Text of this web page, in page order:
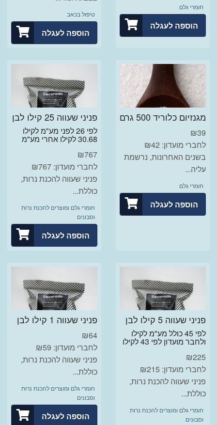
חומרי גלם
הוספה לעגלה
טיפול בכאב
הוספה לעגלה
מגנזיום כלוריד 500 גרם
₪39
לחברי מועדון: ₪42
בשנים האחרונות, נרשמת
עליה...
חומרי גלם
הוספה לעגלה
פניני שעווה 25 קילו לבן
לפי 26 לפני מע"מ לקילו
30.68 לקילו אחרי מע"מ
₪767
לחברי מועדון: ₪767
פניני שעווה להכנת נרות,
כוללת...
חומרי גלם ומוצרים להכנת נרות
וסבונים
הוספה לעגלה
פניני שעווה 5 קילו לבן
לפי 45 כולל מע"מ לקילו
ולחבר מועדון לפי 43 לקילו
₪225
לחברי מועדון: ₪215
פניני שעווה להכנת נרות,
כוללת...
חומרי גלם ומוצרים להכנת נרות
וסבונים
פניני שעווה 1 קילו לבן
₪64
לחברי מועדון: ₪59
פניני שעווה להכנת נרות,
כוללת...
חומרי גלם ומוצרים להכנת נרות
וסבונים
הוספה לעגלה